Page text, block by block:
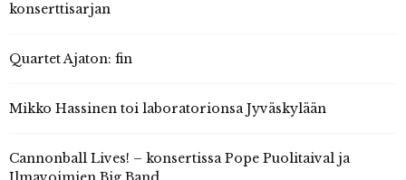
konserttisarjan
Quartet Ajaton: fin
Mikko Hassinen toi laboratorionsa Jyväskylään
Cannonball Lives! – konsertissa Pope Puolitaival ja